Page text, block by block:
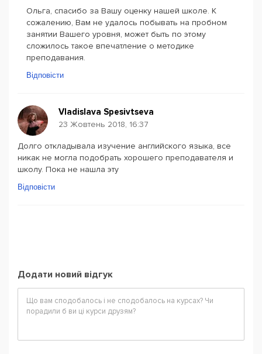
Ольга, спасибо за Вашу оценку нашей школе. К
сожалению, Вам не удалось побывать на пробном
занятии Вашего уровня, может быть по этому
сложилось такое впечатление о методике
преподавания.
Відповісти
Vladislava Spesivtseva
23 Жовтень 2018, 16:37
Долго откладывала изучение английского языка, все
никак не могла подобрать хорошего преподавателя и
школу. Пока не нашла эту
Відповісти
Додати новий відгук